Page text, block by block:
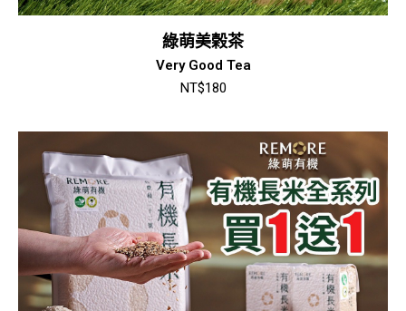
綠萌美榖茶
Very Good Tea
NT$180